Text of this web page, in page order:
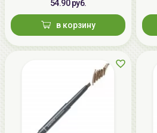
54.90 руб.
в корзину